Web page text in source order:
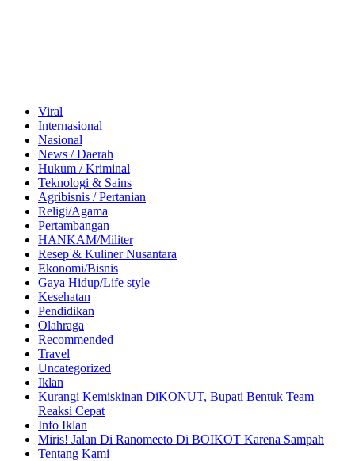
Viral
Internasional
Nasional
News / Daerah
Hukum / Kriminal
Teknologi & Sains
Agribisnis / Pertanian
Religi/Agama
Pertambangan
HANKAM/Militer
Resep & Kuliner Nusantara
Ekonomi/Bisnis
Gaya Hidup/Life style
Kesehatan
Pendidikan
Olahraga
Recommended
Travel
Uncategorized
Iklan
Kurangi Kemiskinan DiKONUT, Bupati Bentuk Team
Reaksi Cepat
Info Iklan
Miris! Jalan Di Ranomeeto Di BOIKOT Karena Sampah
Tentang Kami